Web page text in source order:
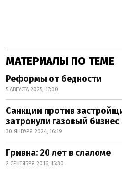
МАТЕРИАЛЫ ПО ТЕМЕ
Реформы от бедности
5 АВГУСТА 2025, 17:00
Санкции против
затронули газовый
30 ЯНВАРЯ 2024, 16:19
Гривна: 20 лет в слаломе
2 СЕНТЯБРЯ 2016, 15:30